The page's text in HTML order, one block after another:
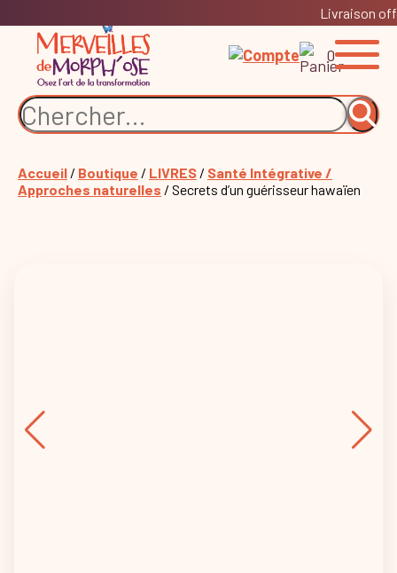
Livraison
0
Accueil / Boutique / LIVRES / Santé Intégrative /
Approches naturelles / Secrets d’un guérisseur hawaïen